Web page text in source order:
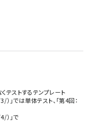
テストするテンプレート
は単体テスト、「第4回：
」で